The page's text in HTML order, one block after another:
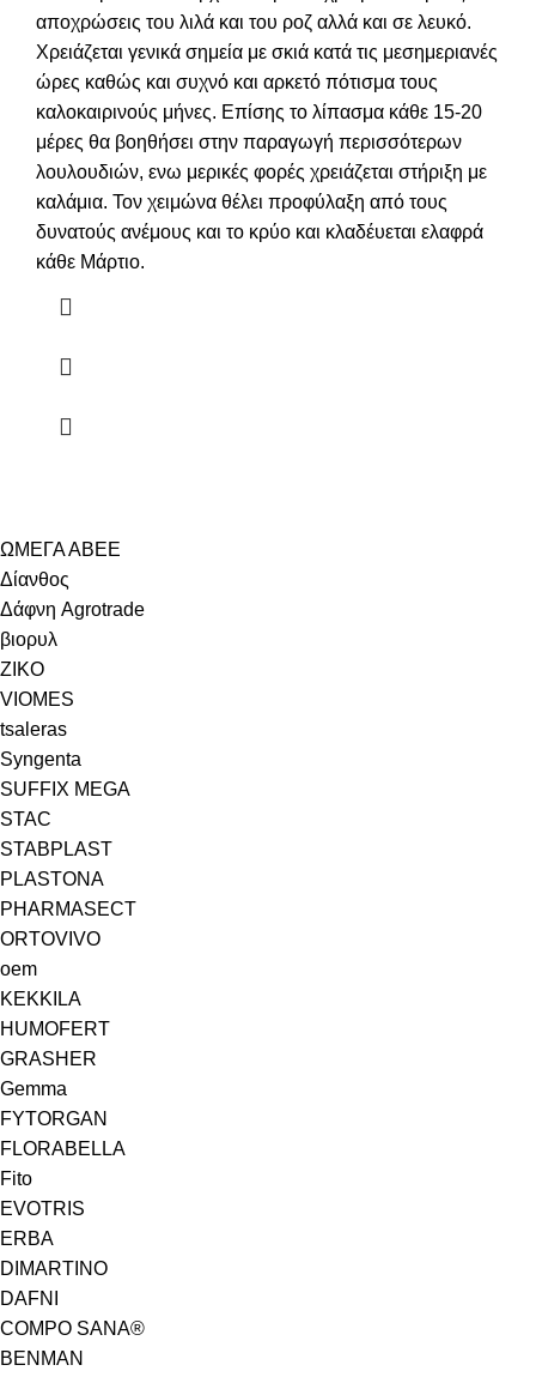
αποχρώσεις του λιλά και του ροζ αλλά και σε λευκό.
Χρειάζεται γενικά σημεία με σκιά κατά τις μεσημεριανές
ώρες καθώς και συχνό και αρκετό πότισμα τους
καλοκαιρινούς μήνες. Επίσης το λίπασμα κάθε 15-20
μέρες θα βοηθήσει στην παραγωγή περισσότερων
λουλουδιών, ενω μερικές φορές χρειάζεται στήριξη με
καλάμια. Τον χειμώνα θέλει προφύλαξη από τους
δυνατούς ανέμους και το κρύο και κλαδέυεται ελαφρά
κάθε Μάρτιο.
ΩΜΕΓΑ ΑΒΕΕ
Δίανθος
Δάφνη Agrotrade
βιορυλ
ZIKO
VIOMES
tsaleras
Syngenta
SUFFIX MEGA
STAC
STABPLAST
PLASTONA
PHARMASECT
ORTOVIVO
oem
KEKKILA
HUMOFERT
GRASHER
Gemma
FYTORGAN
FLORABELLA
Fito
EVOTRIS
ERBA
DIMARTINO
DAFNI
COMPO SANA®
BENMAN